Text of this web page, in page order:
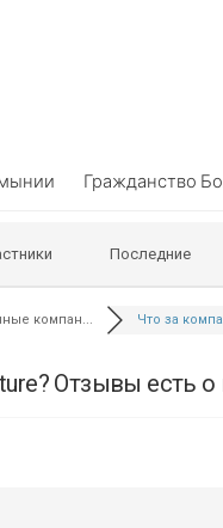
Гражданство
Последние
компан... Что за
Отзывы есть о